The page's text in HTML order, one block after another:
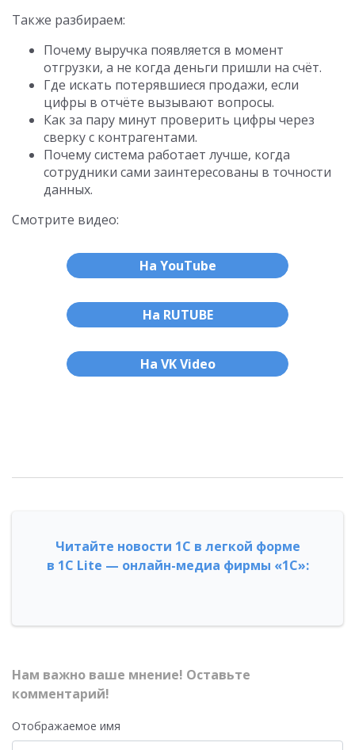
Также разбираем:
Почему выручка появляется в момент
отгрузки, а не когда деньги пришли на счёт.
Где искать потерявшиеся продажи, если
цифры в отчёте вызывают вопросы.
Как за пару минут проверить цифры через
сверку с контрагентами.
Почему система работает лучше, когда
сотрудники сами заинтересованы в точности
данных.
Смотрите видео:
На YouTube
На RUTUBE
На VK Video
Читайте новости 1С в легкой форме
в 1С Lite — онлайн-медиа фирмы «1С»:
Нам важно ваше мнение! Оставьте
комментарий!
Отображаемое имя